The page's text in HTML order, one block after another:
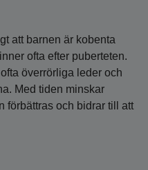
att barnen är kobenta
ofta efter puberteten.
överrörliga leder och
Med tiden minskar
förbättras och bidrar till att